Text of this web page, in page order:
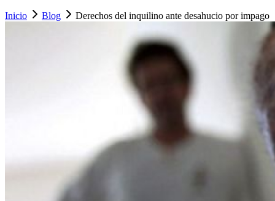
Inicio Blog Derechos del inquilino ante desahucio por impago